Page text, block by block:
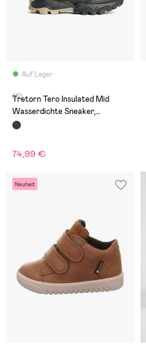
Auf Lager
(0)
Tretorn Tero Insulated Mid
Wasserdichte Sneaker,
Schwarz
74,99 €
Neuheit